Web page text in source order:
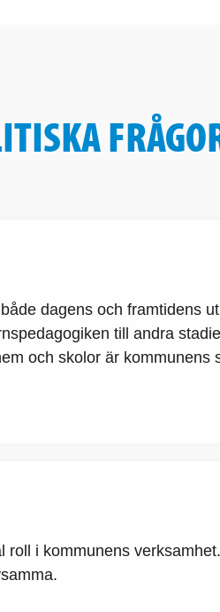
dagens och framtidens
till andra
och skolor är kommunens
i kommunens